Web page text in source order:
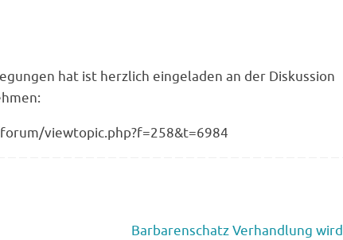
hat ist herzlich eingeladen an der Diskussion
viewtopic.php?f=258&t=6984
Barbarenschatz Verhandlung wird